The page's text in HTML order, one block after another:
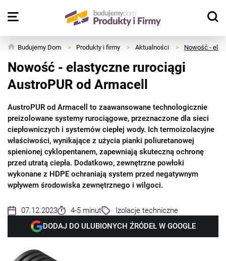
Budujemy Dom > Produkty i firmy > Aktualności > Nowość -
Nowość - elastyczne rurociągi
AustroPUR od Armacell
AustroPUR od Armacell to zaawansowane technologicznie
preizolowane systemy rurociągowe, przeznaczone dla sieci
ciepłowniczych i systemów ciepłej wody. Ich termoizolacyjne
właściwości, wynikające z użycia pianki poliuretanowej
spienionej cyklopentanem, zapewniają skuteczną ochronę
przed utratą ciepła. Dodatkowo, zewnętrzne powłoki
wykonane z HDPE ochraniają system przed negatywnym
wpływem środowiska zewnętrznego i wilgoci.
07.12.2023 4-5 minut
Izolacje techniczne
DODAJ DO ULUBIONYCH ŹRÓDEŁ W GOOGLE